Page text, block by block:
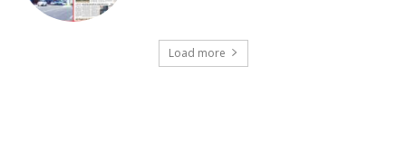
Load more